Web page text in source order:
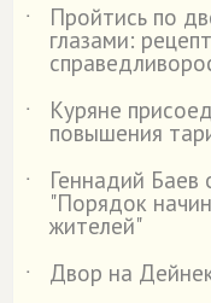
˙ Пройтись по
глазами:
˙
Куряне
повышения
˙
Геннадий Баев
"Порядок
жителей"
˙
Двор на